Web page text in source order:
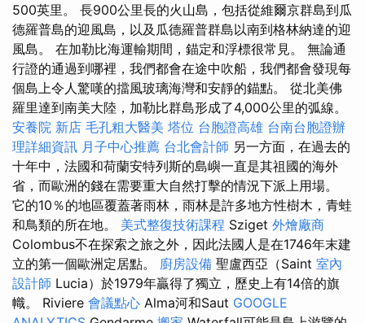
500英里。 長900公里長的火山島，包括從維爾京群島到瓜
德羅普島的迎風島，以及瓜德羅普群島以南到格林納達的迎
風島。 在加勒比海運輸期間，錨定和浮標很常見。 無論通
行證的通過到哪裡，我們都會在途中吹船，我們都會發現每
個島上令人驚嘆的擋風玻璃海灣和安靜的錨點。 從北美佛
羅里達到南美大陸，加勒比群島形成了4,000公里的弧線。
安養院 新店 毛孔粗大醫美 塔位 台胞證高雄 台南台胞證辦
理詳細資訊 月子中心推薦 台北會計師 另一方面，在過去的
十年中，法國和荷蘭安特列斯的島嶼一直是其祖國的海外
省，而歐洲的錢在需要重大自然打擊的情況下派上用場。
它的10％的地區覆蓋著雨林，雨林是許多地方性樹木，青蛙
和鳥類的所在地。 美式整復技術課程 Sziget 外燴廠商
Colombus不在探索之旅之外，因此法國人是在1746年末建
立的第一個歐洲定居點。 廚房設備 聖盧西亞（Saint 室內
設計師 Lucia）於1979年贏得了獨立，歷史上有14倍的旗
幟。 Riviere 會議點心 Alma河和Saut GOOGLE